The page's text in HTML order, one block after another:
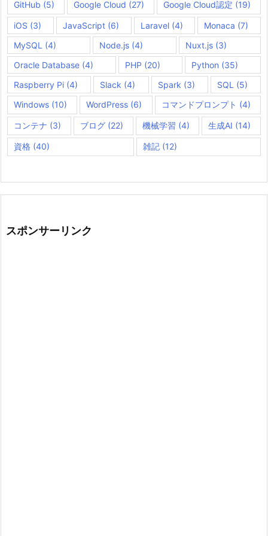
GitHub (5) Google Cloud (27) Google Cloud認定 (19)
iOS (3) JavaScript(6) Laravel(4) Monaca (7)
MySQL (4) Node.js(4) Nuxt.js (3)
Oracle Database (4) PHP (20) Python (35)
Raspberry Pi (4) Slack (4) Spark (3) SQL (5)
Windows (10) WordPress (6) コマンドプロンプト (4)
コンテナ (3) ブログ(22) 機械学習 (4) 生成AI (14)
資格 (40) 雑記(12)
スポンサーリンク